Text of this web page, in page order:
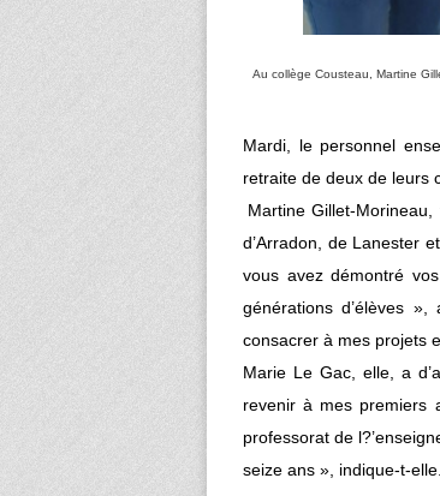
Au collège Cousteau, Martine
Mardi, le personnel
retraite de deux de leurs
Martine Gillet-
d’Arradon, de Lanester
vous avez démontré
générations d’élèves »,
consacrer à mes projets
Marie Le Gac, elle, a
revenir à mes premiers
professorat de
seize ans » , indique-t-elle.